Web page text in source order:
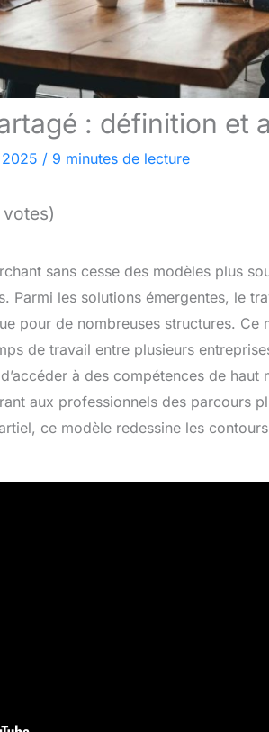
: définition et
/ 9 minutes de lecture
sans cesse des modèles plus
Parmi les solutions émergentes, le
pour de nombreuses structures. Ce
de travail entre plusieurs
à des compétences de haut
aux professionnels des parcours
ce modèle redessine les